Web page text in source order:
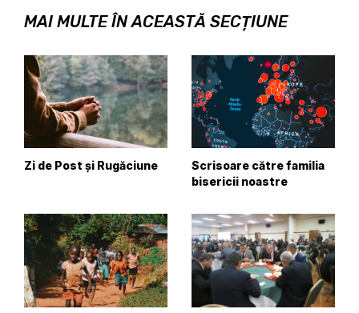
MAI MULTE ÎN ACEASTĂ SECȚIUNE
Zi de Post și Rugăciune
Scrisoare către familia
bisericii noastre